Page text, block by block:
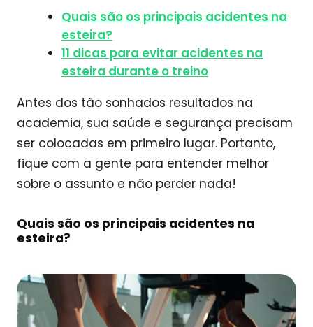
Quais são os principais acidentes na
esteira?
11 dicas para evitar acidentes na
esteira durante o treino
Antes dos tão sonhados resultados na
academia, sua saúde e segurança precisam
ser colocadas em primeiro lugar. Portanto,
fique com a gente para entender melhor
sobre o assunto e não perder nada!
Quais são os principais acidentes na
esteira?